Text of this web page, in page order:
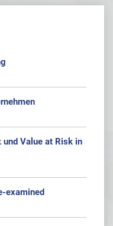
und Value at Risk in
examined